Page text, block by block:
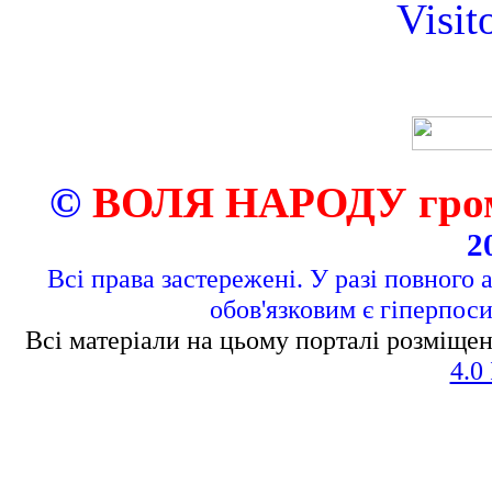
© ВОЛЯ НАРОДУ
Всі права застережені. У разі повного
обов'язковим є
Всі матеріали на цьому порталі
4.0